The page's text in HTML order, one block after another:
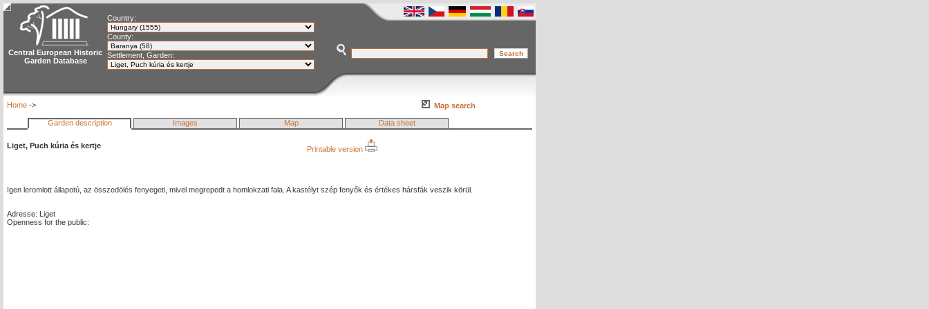
Central European Historic
Garden Database
Country:
County:
Settlement, Garden:
Home -> Map search
Garden description Images Map Data sheet
Liget, Puch kúria és kertje Printable version
Igen leromlott állapotú, az összedölés fenyegeti, mivel megrepedt a homlokzati fala. A kastélyt szép fenyők és értékes hársfák veszik körül.
Adresse: Liget
Openness for the public: